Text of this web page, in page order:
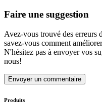
Faire une suggestion
Avez-vous trouvé des erreurs
savez-vous comment
N'hésitez pas à envoyer vos
nous!
Envoyer un commentaire
Produits